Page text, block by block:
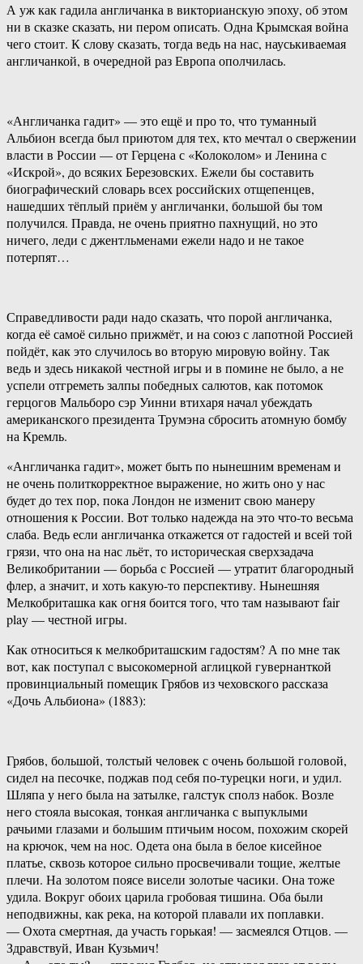
А уж как гадила англичанка в викторианскую эпоху, об этом
ни в сказке сказать, ни пером описать. Одна Крымская война
чего стоит. К слову сказать, тогда ведь на нас, науськиваемая
англичанкой, в очередной раз Европа ополчилась.
«Англичанка гадит» — это ещё и про то, что туманный
Альбион всегда был приютом для тех, кто мечтал о свержении
власти в России — от Герцена с «Колоколом» и Ленина с
«Искрой», до всяких Березовских. Ежели бы составить
биографический словарь всех российских отщепенцев,
нашедших тёплый приём у англичанки, большой бы том
получился. Правда, не очень приятно пахнущий, но это
ничего, леди с джентльменами ежели надо и не такое
потерпят…
Справедливости ради надо сказать, что порой англичанка,
когда её самоё сильно прижмёт, и на союз с лапотной Россией
пойдёт, как это случилось во вторую мировую войну. Так
ведь и здесь никакой честной игры и в помине не было, а не
успели отгреметь залпы победных салютов, как потомок
герцогов Мальборо сэр Уинни втихаря начал убеждать
американского президента Трумэна сбросить атомную бомбу
на Кремль.
«Англичанка гадит», может быть по нынешним временам и
не очень политкорректное выражение, но жить оно у нас
будет до тех пор, пока Лондон не изменит свою манеру
отношения к России. Вот только надежда на это что-то весьма
слаба. Ведь если англичанка откажется от гадостей и всей той
грязи, что она на нас льёт, то историческая сверхзадача
Великобритании — борьба с Россией — утратит благородный
флер, а значит, и хоть какую-то перспективу. Нынешняя
Мелкобриташка как огня боится того, что там называют fair
play — честной игры.
Как относиться к мелкобриташским гадостям? А по мне так
вот, как поступал с высокомерной аглицкой гувернанткой
провинциальный помещик Грябов из чеховского рассказа
«Дочь Альбиона» (1883):
Грябов, большой, толстый человек с очень большой головой,
сидел на песочке, поджав под себя по-турецки ноги, и удил.
Шляпа у него была на затылке, галстук сполз набок. Возле
него стояла высокая, тонкая англичанка с выпуклыми
рачьими глазами и большим птичьим носом, похожим скорей
на крючок, чем на нос. Одета она была в белое кисейное
платье, сквозь которое сильно просвечивали тощие, желтые
плечи. На золотом поясе висели золотые часики. Она тоже
удила. Вокруг обоих царила гробовая тишина. Оба были
неподвижны, как река, на которой плавали их поплавки.
— Охота смертная, да участь горькая! — засмеялся Отцов. —
Здравствуй, Иван Кузьмич!